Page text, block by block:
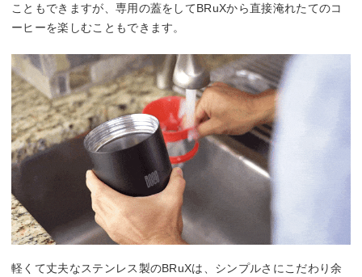
こともできますが、専用の蓋をしてBRuXから直接淹れたてのコ
ーヒーを楽しむこともできます。
軽くて丈夫なステンレス製のBRuXは、シンプルさにこだわり余